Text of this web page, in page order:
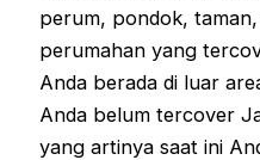
perum, pondok,
perumahan yang
Anda berada di luar
Anda belum tercover
yang artinya saat ini